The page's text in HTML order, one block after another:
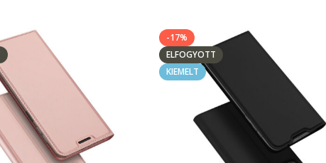
-17%
ELFOGYOTT
KIEMELT